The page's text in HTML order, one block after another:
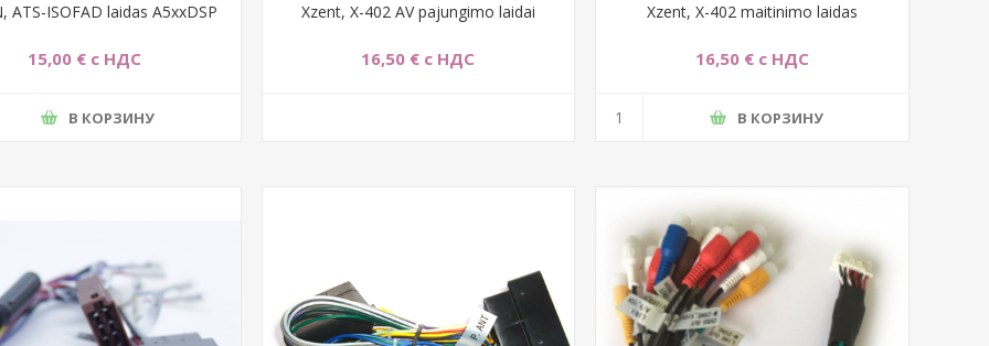
ATS-ISOFAD laidas A5xxDSP
15,00 € с НДС
В КОРЗИНУ
Xzent, X-402 AV pajungimo laidai
16,50 € с НДС
Xzent, X-402 maitinimo laidas
16,50 € с НДС
В КОРЗИНУ